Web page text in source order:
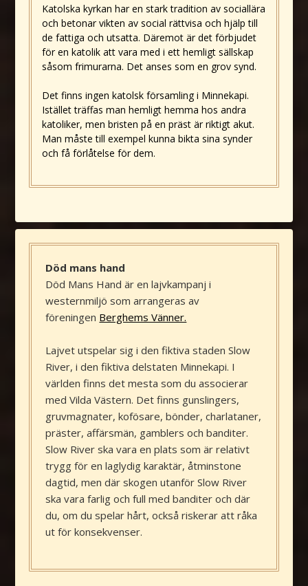
Katolska kyrkan har en stark tradition av sociallära
och betonar vikten av social rättvisa och hjälp till
de fattiga och utsatta. Däremot är det förbjudet
för en katolik att vara med i ett hemligt sällskap
såsom frimurarna. Det anses som en grov synd.
Det finns ingen katolsk församling i Minnekapi.
Istället träffas man hemligt hemma hos andra
katoliker, men bristen på en präst är riktigt akut.
Man måste till exempel kunna bikta sina synder
och få förlåtelse för dem.
Död mans hand
Död Mans Hand är en lajvkampanj i
westernmiljö som arrangeras av
föreningen Berghems Vänner.
Lajvet utspelar sig i den fiktiva staden Slow
River, i den fiktiva delstaten Minnekapi. I
världen finns det mesta som du associerar
med Vilda Västern. Det finns gunslingers,
gruvmagnater, kofösare, bönder, charlataner,
präster, affärsmän, gamblers och banditer.
Slow River ska vara en plats som är relativt
trygg för en laglydig karaktär, åtminstone
dagtid, men där skogen utanför Slow River
ska vara farlig och full med banditer och där
du, om du spelar hårt, också riskerar att råka
ut för konsekvenser.